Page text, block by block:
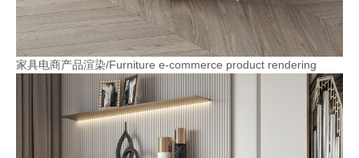
家具电商产品渲染/Furniture e-commerce product rendering